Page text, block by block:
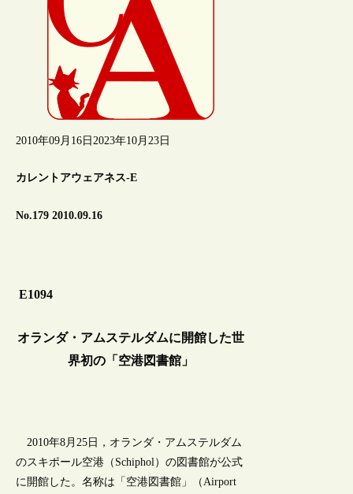
2010年09月16日 2023年10月23日
カレントアウェアネス-E
No.179 2010.09.16
E1094
オランダ・アムステルダムに開館した世
界初の「空港図書館」
2010年8月25日，オランダ・アムステルダム
のスキポール空港（Schiphol）の図書館が公式
に開館した。名称は「空港図書館」（Airport